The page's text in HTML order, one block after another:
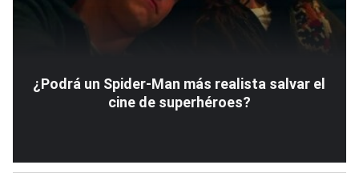
¿Podrá un Spider-Man más realista salvar el
cine de superhéroes?